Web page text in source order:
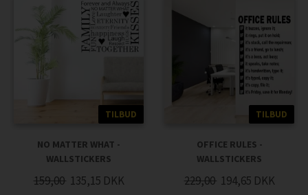
TILBUD
NO MATTER WHAT -
WALLSTICKERS
159,00 135,15 DKK
TILBUD
OFFICE RULES -
WALLSTICKERS
229,00 194,65 DKK